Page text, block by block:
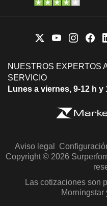
NUESTROS EXPERTOS
SERVICIO
Lunes a viernes, 9-12 h y
Aviso legal
Copyright © 2026
Las cotizaciones son
Morningstar